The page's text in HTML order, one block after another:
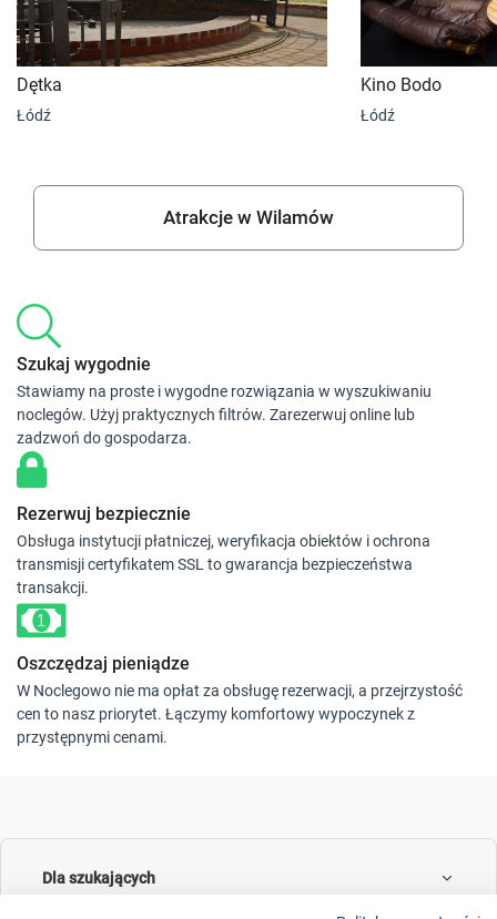
Dętka
Łódź
Kino Bodo
Łódź
Atrakcje w Wilamów
Szukaj wygodnie
Stawiamy na proste i wygodne rozwiązania w wyszukiwaniu
noclegów. Użyj praktycznych filtrów. Zarezerwuj online lub
zadzwoń do gospodarza.
Rezerwuj bezpiecznie
Obsługa instytucji płatniczej, weryfikacja obiektów i ochrona
transmisji certyfikatem SSL to gwarancja bezpieczeństwa
transakcji.
Oszczędzaj pieniądze
W Noclegowo nie ma opłat za obsługę rezerwacji, a przejrzystość
cen to nasz priorytet. Łączymy komfortowy wypoczynek z
przystępnymi cenami.
Dla szukających